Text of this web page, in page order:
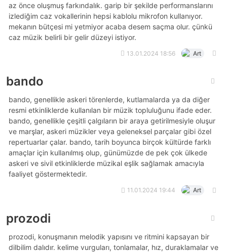
az önce oluşmuş farkındalık. garip bir şekilde performanslarını
izlediğim caz vokallerinin hepsi kablolu mikrofon kullanıyor.
mekanın bütçesi mi yetmiyor acaba desem saçma olur. çünkü
caz müzik belirli bir gelir düzeyi istiyor.
13.01.2024 18:56 Art
bando
bando, genellikle askeri törenlerde, kutlamalarda ya da diğer
resmi etkinliklerde kullanılan bir müzik topluluğunu ifade eder.
bando, genellikle çeşitli çalgıların bir araya getirilmesiyle oluşur
ve marşlar, askeri müzikler veya geleneksel parçalar gibi özel
repertuarlar çalar. bando, tarih boyunca birçok kültürde farklı
amaçlar için kullanılmış olup, günümüzde de pek çok ülkede
askeri ve sivil etkinliklerde müzikal eşlik sağlamak amacıyla
faaliyet göstermektedir.
11.01.2024 19:44 Art
prozodi
prozodi, konuşmanın melodik yapısını ve ritmini kapsayan bir
dilbilim dalıdır. kelime vurguları, tonlamalar, hız, duraklamalar ve